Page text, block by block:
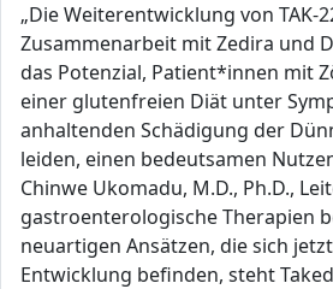
„Die Weiterentwicklung von TAK-
Zusammenarbeit mit Zedira und
das Potenzial, Patient*innen mit
einer glutenfreien Diät unter
anhaltenden Schädigung der
leiden, einen bedeutsamen
Chinwe Ukomadu, M.D., Ph.D.,
gastroenterologische Therapien
neuartigen Ansätzen, die sich
Entwicklung befinden, steht